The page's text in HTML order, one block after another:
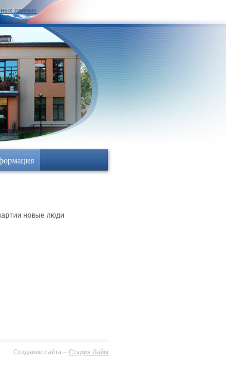
данных
новые люди
Создание сайта – Студия Лайм